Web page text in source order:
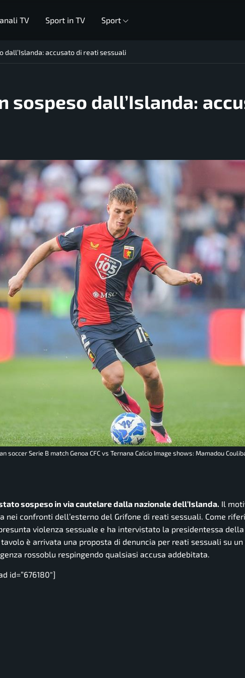
TV Sport in TV Sport
dall’Islanda: accusato di reati sessuali
sospeso dall’Islanda:
Serie B match Genoa CFC vs Ternana Calcio Image shows: Mamadou
sospeso in via cautelare dalla nazionale dell’Islanda. Il
nei confronti dell’esterno del Grifone di reati sessuali. Come
violenza sessuale e ha intervistato la presidentessa della
è arrivata una proposta di denuncia per reati sessuali su
rossoblu respingendo qualsiasi accusa addebitata.
id=”676180″]